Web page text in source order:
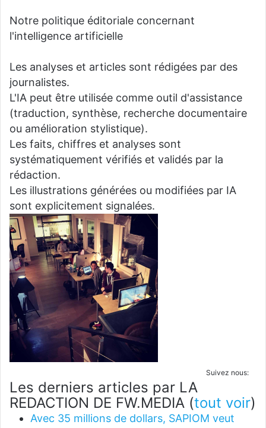
Notre politique éditoriale concernant
l'intelligence artificielle
Les analyses et articles sont rédigées par des
journalistes.
L'IA peut être utilisée comme outil d'assistance
(traduction, synthèse, recherche documentaire
ou amélioration stylistique).
Les faits, chiffres et analyses sont
systématiquement vérifiés et validés par la
rédaction.
Les illustrations générées ou modifiées par IA
sont explicitement signalées.
Suivez nous:
Les derniers articles par LA
REDACTION DE FW.MEDIA (tout voir)
Avec 35 millions de dollars, SAPIOM veut